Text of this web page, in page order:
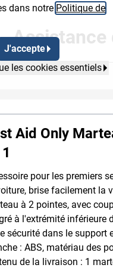
dans notre Politique de
J'accepte
les cookies essentiels
Flyout Button 3
Assistance
Aid Only
pour les premiers
brise facilement la
à 2 pointes, avec
à l'extrémité inférieure
sécurité dans le support
: ABS, matériau des
de la livraison : 1